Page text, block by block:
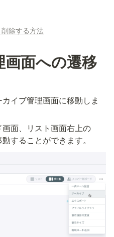
除する方法
面への遷移
イブ管理画面に移動しま
面、リスト画面右上の
することができます。